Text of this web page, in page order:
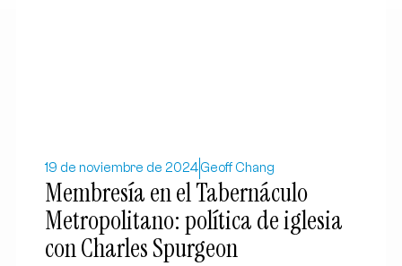
19 de noviembre de 2024Geoff Chang
Membresía en el Tabernáculo
Metropolitano: política de iglesia
con Charles Spurgeon